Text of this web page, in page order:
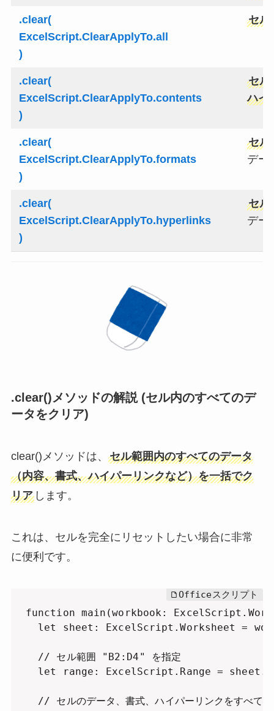
.clear(
ExcelScript.ClearApplyTo.all
)
セル
.clear(
ExcelScript.ClearApplyTo.contents
)
セル
ハイ
.clear(
ExcelScript.ClearApplyTo.formats
)
セル
デー
.clear(
ExcelScript.ClearApplyTo.hyperlinks
)
セル
デー
.clear()メソッドの解説 (セル内のすべてのデ
ータをクリア)
clear()メソッドは、 セル範囲内のすべてのデータ
（内容、書式、ハイパーリンクなど）を一括でク
リアします。
これは、セルを完全にリセットしたい場合に非常
に便利です。
function main(workbook:
let sheet: ExcelScript.Worksheet =
  // セル範囲 "B2:D4" を指定
let range: ExcelScript.Range =
// セルのデータ、書式、ハイパーリンクをすべて